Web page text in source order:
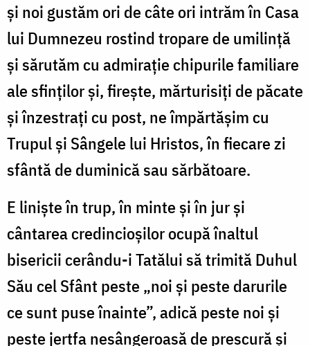
şi noi gustăm ori de câte ori intrăm în Casa
lui Dumnezeu rostind tropare de umilinţă
şi sărutăm cu admiraţie chipurile familiare
ale sfinţilor şi, fireşte, mărturisiţi de păcate
şi înzestraţi cu post, ne împărtăşim cu
Trupul şi Sângele lui Hristos, în fiecare zi
sfântă de duminică sau sărbătoare.
E linişte în trup, în minte şi în jur şi
cântarea credincioşilor ocupă înaltul
bisericii cerându-i Tatălui să trimită Duhul
Său cel Sfânt peste „noi şi peste darurile
ce sunt puse înainte”, adică peste noi şi
peste jertfa nesângeroasă de prescură şi